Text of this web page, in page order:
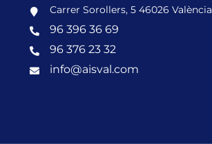
Carrer Sorollers, 5 46026 València
96 396 36 69
96 376 23 32
info@aisval.com